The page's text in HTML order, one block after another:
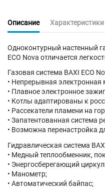
Описание Характеристики
Одноконтурный настенный
ECO Nova отличается
Газовая система BAXI ECO
• Непрерывная электронная
• Плавное электронное
• Котлы адаптированы к
• Рассекатели пламени на
• Запатентованная система
• Возможна перенастройка
Гидравлическая система
• Медный теплообменник,
• Энергосберегающий
• Манометр;
• Автоматический байпас;